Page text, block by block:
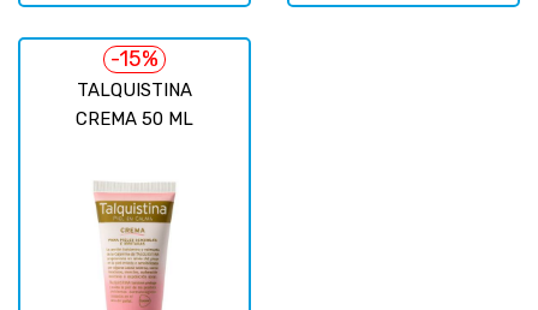
TALQUISTINA
CREMA 50 ML
-15%